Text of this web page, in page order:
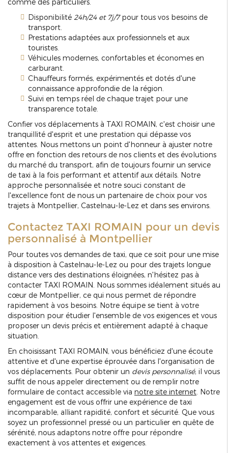
comme des particuliers.
Disponibilité 24h/24 et 7j/7pour tous vos besoins de
transport.
Prestations adaptées aux professionnels et aux
touristes.
Véhicules modernes, confortables et économes en
carburant.
Chauffeurs formés, expérimentés et dotés d'une
connaissance approfondie de la région.
Suivi en temps réel de chaque trajet pour une
transparence totale.
Confier vos déplacements à TAXI ROMAIN, c'est choisir une
tranquillité d'esprit et une prestation qui dépasse vos
attentes. Nous mettons un point d'honneur à ajuster notre
offre en fonction des retours de nos clients et des évolutions
du marché du transport, afin de toujours fournir un service
de taxi à la fois performant et attentif aux détails. Notre
approche personnalisée et notre souci constant de
l'excellence font de nous un partenaire de choix pour vos
trajets à Montpellier, Castelnau-le-Lez et dans ses environs.
Contactez TAXI ROMAIN pour un devis
personnalisé à Montpellier
Pour toutes vos demandes de taxi, que ce soit pour une mise
à disposition à Castelnau-le-Lez ou pour des trajets longue
distance vers des destinations éloignées, n'hésitez pas à
contacter TAXI ROMAIN. Nous sommes idéalement situés au
cœur de Montpellier, ce qui nous permet de répondre
rapidement à vos besoins. Notre équipe se tient à votre
disposition pour étudier l'ensemble de vos exigences et vous
proposer un devis précis et entièrement adapté à chaque
situation.
En choisissant TAXI ROMAIN, vous bénéficiez d'une écoute
attentive et d'une expertise éprouvée dans l'organisation de
vos déplacements. Pour obtenir un devis personnalisé, il vous
suffit de nous appeler directement ou de remplir notre
formulaire de contact accessible via notre site internet . Notre
engagement est de vous offrir une expérience de taxi
incomparable, alliant rapidité, confort et sécurité. Que vous
soyez un professionnel pressé ou un particulier en quête de
sérénité, nous adaptons notre offre pour répondre
exactement à vos attentes et exigences.